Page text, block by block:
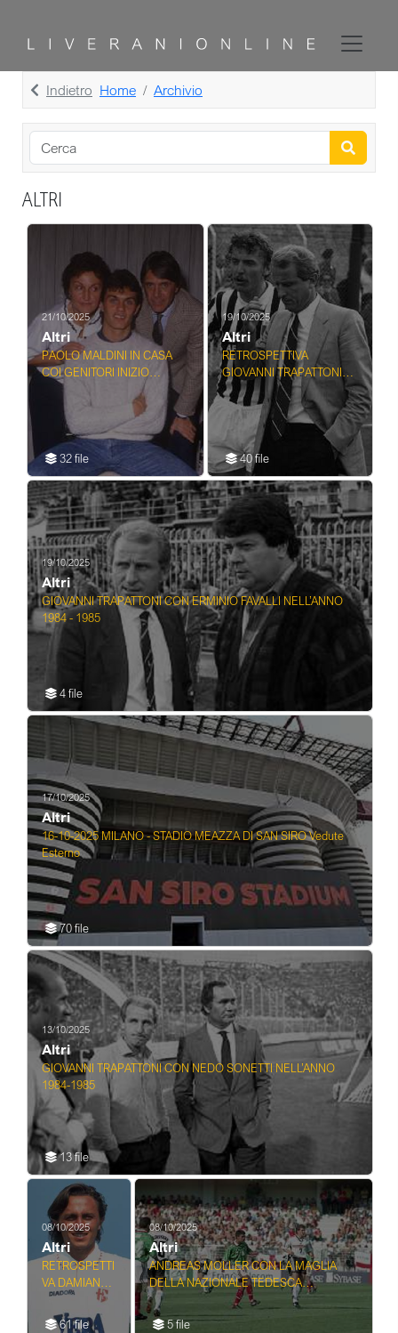
Indietro Home Archivio
ALTRI
21/10/2025
Altri
PAOLO MALDINI IN CASA
COI GENITORI INIZIO
CARRIERA A MILANO
NELL'ANNO 1984
32 file
19/10/2025
Altri
RETROSPETTIVA
GIOVANNI TRAPATTONI
ALLENATORE JUVENTUS
NELL’ANNO 1984 - 1985
40 file
19/10/2025
Altri
GIOVANNI TRAPATTONI CON ERMINIO FAVALLI NELL’ANNO
1984 - 1985
4 file
17/10/2025
Altri
16-10-2025 MILANO - STADIO MEAZZA DI SAN SIRO Vedute
Esterno
70 file
13/10/2025
Altri
GIOVANNI TRAPATTONI CON NEDO SONETTI NELL’ANNO
1984-1985
13 file
08/10/2025
Altri
RETROSPETTI
VA DAMIANO
LONGHI
CALCIATORE
61 file
08/10/2025
Altri
ANDREAS MOLLER CON LA MAGLIA
DELLA NAZIONALE TEDESCA
NELL'ANNO 1998
5 file